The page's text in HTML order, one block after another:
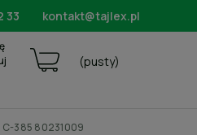
33 kontakt@tajlex.pl
(pusty)
385 80231009